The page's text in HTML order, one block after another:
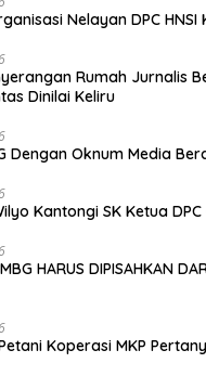
Nelayan DPC
Rumah Jurnalis
Dinilai Keliru
Dengan Oknum Media
Kantongi SK Ketua
HARUS DIPISAHKAN
Koperasi MKP